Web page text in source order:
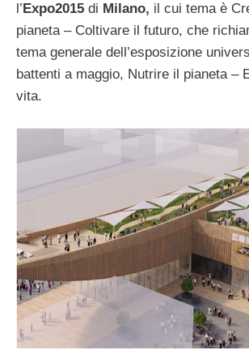
l’Expo2015 di Milano, il cui tema è
pianeta – Coltivare il futuro, che
tema generale dell’esposizione
battenti a maggio, Nutrire il pianeta –
vita.